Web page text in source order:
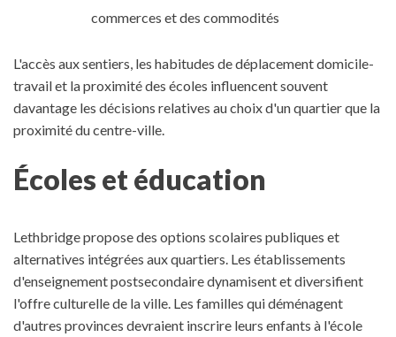
commerces et des commodités
L'accès aux sentiers, les habitudes de déplacement domicile-
travail et la proximité des écoles influencent souvent
davantage les décisions relatives au choix d'un quartier que la
proximité du centre-ville.
Écoles et éducation
Lethbridge propose des options scolaires publiques et
alternatives intégrées aux quartiers. Les établissements
d'enseignement postsecondaire dynamisent et diversifient
l'offre culturelle de la ville. Les familles qui déménagent
d'autres provinces devraient inscrire leurs enfants à l'école